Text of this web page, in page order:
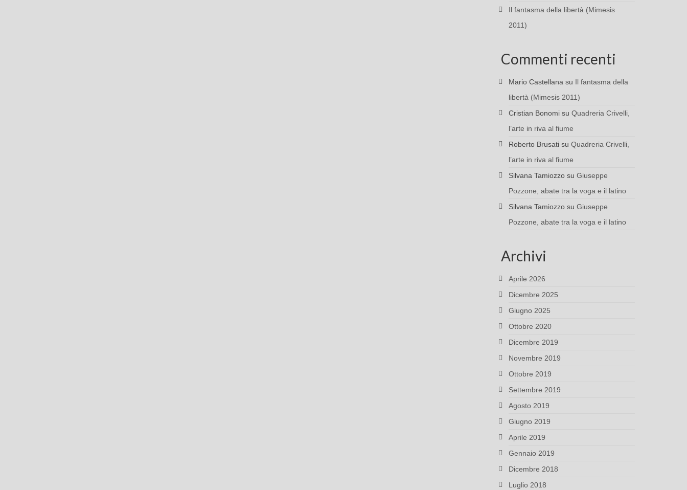
Il fantasma della libertà (Mimesis
2011)
Commenti recenti
Mario Castellana su Il fantasma della
libertà (Mimesis 2011)
Cristian Bonomisu Quadreria Crivelli,
l’arte in riva al fiume
Roberto Brusatisu Quadreria Crivelli,
l’arte in riva al fiume
Silvana Tamiozzosu Giuseppe
Pozzone, abate tra la voga e il latino
Silvana Tamiozzosu Giuseppe
Pozzone, abate tra la voga e il latino
Archivi
Aprile 2026
Dicembre 2025
Giugno 2025
Ottobre 2020
Dicembre 2019
Novembre 2019
Ottobre 2019
Settembre 2019
Agosto 2019
Giugno 2019
Aprile 2019
Gennaio 2019
Dicembre 2018
Luglio 2018